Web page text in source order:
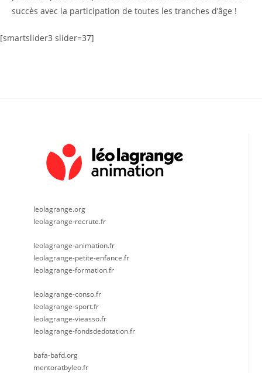
succès avec la participation de toutes les tranches d’âge !
[smartslider3 slider=37]
leolagrange.org
leolagrange-recrute.fr
leolagrange-animation.fr
leolagrange-petite-enfance.fr
leolagrange-formation.fr
leolagrange-conso.fr
leolagrange-sport.fr
leolagrange-vieasso.fr
leolagrange-fondsdedotation.fr
bafa-bafd.org
mentoratbyleo.fr